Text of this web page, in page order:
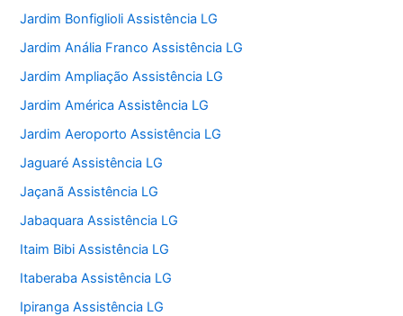
Jardim Bonfiglioli Assistência LG
Jardim Anália Franco Assistência LG
Jardim Ampliação Assistência LG
Jardim América Assistência LG
Jardim Aeroporto Assistência LG
Jaguaré Assistência LG
Jaçanã Assistência LG
Jabaquara Assistência LG
Itaim Bibi Assistência LG
Itaberaba Assistência LG
Ipiranga Assistência LG